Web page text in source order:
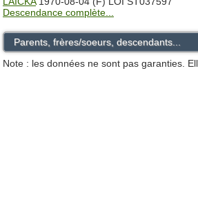
Descendance complète...
Parents, frères/soeurs, descendants...
Note : les données ne sont pas garanties.